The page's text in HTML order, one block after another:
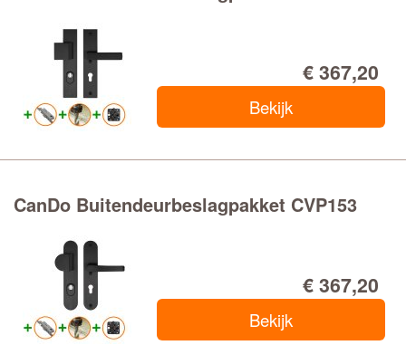
€ 367,20
Bekijk
CanDo Buitendeurbeslagpakket CVP153
€ 367,20
Bekijk